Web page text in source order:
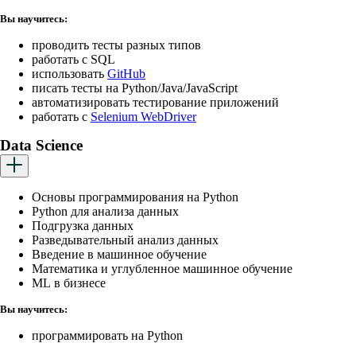
Вы научитесь:
проводить тесты разных типов
работать с SQL
использовать GitHub
писать тесты на Python/Java/JavaScript
автоматизировать тестирование приложений
работать с Selenium WebDriver
Data Science
Основы программирования на Python
Python для анализа данных
Подгрузка данных
Разведывательный анализ данных
Введение в машинное обучение
Математика и углубленное машинное обучение
ML в бизнесе
Вы научитесь:
программировать на Python